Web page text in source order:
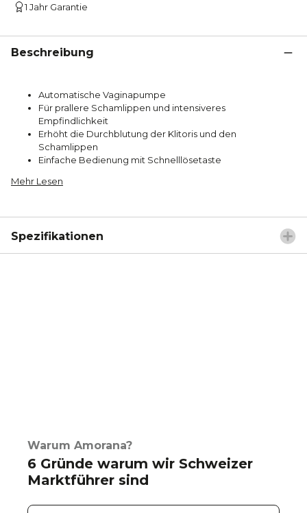
1 Jahr Garantie
Beschreibung
Automatische Vaginapumpe
Für prallere Schamlippen und intensiveres
Empfindlichkeit
Erhöht die Durchblutung der Klitoris und den
Schamlippen
Einfache Bedienung mit Schnelllösetaste
Mehr Lesen
Spezifikationen
Warum Amorana?
6 Gründe warum wir Schweizer
Marktführer sind